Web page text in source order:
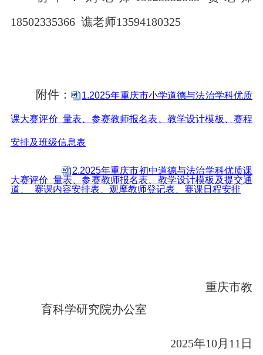
18502335366 谯老师13594180325
附件： 1.2025年重庆市小学道德与法治学科优质
课大赛评价 量表、参赛教师报名表、教学设计模板、赛程
安排及班级信息表
2.2025年重庆市初中道德与法治学科优质课
大赛评价 量表、参赛教师报名表、教学设计模板及提交通
道、 赛课内容安排表、观摩教师登记表、赛课日程安排
重庆市教
育科学研究院办公室
2025年10月11日